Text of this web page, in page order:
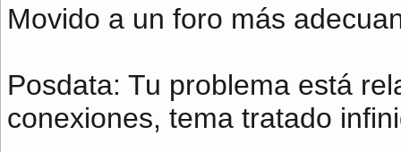
Movido a un foro más
Posdata: Tu problema está
conexiones, tema tratado